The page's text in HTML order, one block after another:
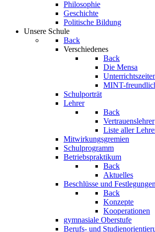
Philosophie
Geschichte
Politische Bildung
Unsere Schule
Back
Verschiedenes
Back
Die Mensa
MINT-
Schulporträt
Lehrer
Back
Vertrauenslehrer
Liste aller
Mitwirkungsgremien
Schulprogramm
Betriebspraktikum
Back
Aktuelles
Beschlüsse und Festlegungen
Back
Konzepte
Kooperationen
gymnasiale Oberstufe
Berufs- und